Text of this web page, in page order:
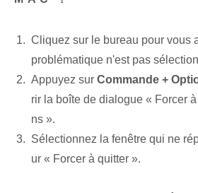
Cliquez sur le bureau pour vous
problématique n'est pas
Appuyez sur Commande +
rir la boîte de dialogue « Forcer
ns ».
Sélectionnez la fenêtre qui ne
ur « Forcer à quitter ».